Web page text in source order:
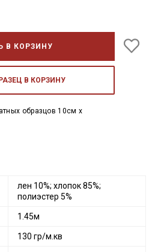
В КОРЗИНУ
В КОРЗИНУ
образцов 10см x
лен 10%; хлопок 85%;
полиэстер 5%
1.45м
130 гр/м.кв